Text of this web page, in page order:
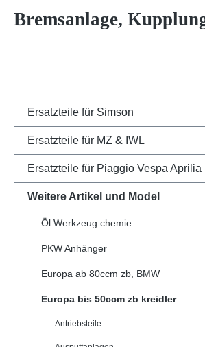
Bremsanlage,
Ersatzteile für Simson
Ersatzteile für MZ & IWL
Ersatzteile für Piaggio Vespa Aprilia
Weitere Artikel und Model
Öl Werkzeug chemie
PKW Anhänger
Europa ab 80ccm zb, BMW
Europa bis 50ccm zb kreidler
Antriebsteile